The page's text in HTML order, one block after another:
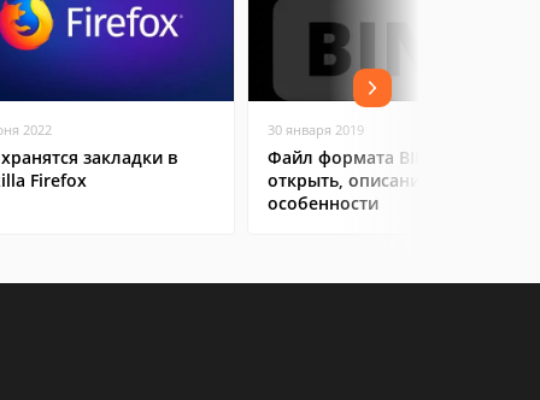
2022
закладки в
Firefox
30 января 2019
Файл формата BIN: чем
открыть, описание,
особенности